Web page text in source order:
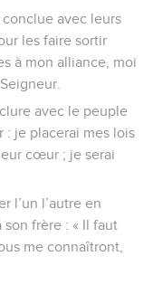
conclue avec leurs
les faire sortir
à mon alliance, moi
avec le peuple
: je placerai mes lois
cœur ; je serai
l’un l’autre en
frère : « Il faut
me connaîtront,